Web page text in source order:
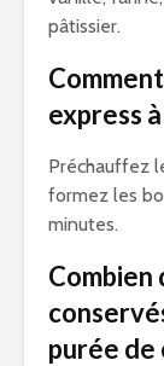
pâtissier.
express
Préchauffez
formez les
minutes.
purée de